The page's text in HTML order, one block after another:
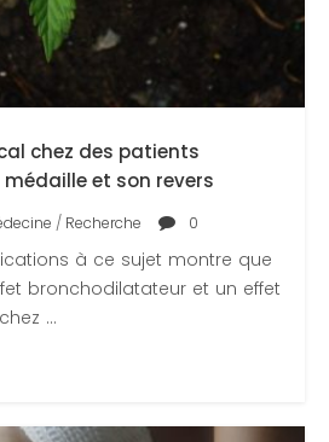
Contactez-nous
Congrès 2018
Congrès 2020
chez des patients
et son revers
/ Recherche 0
à ce sujet montre que
bronchodilatateur et un effet
...